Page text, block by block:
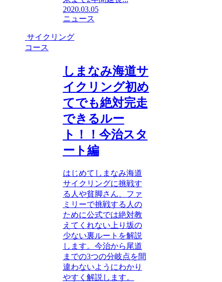
2020.03.05
ニュース
サイクリング
コース
しまなみ海道サ
イクリング初め
てでも絶対完走
できるルー
ト！！今治スタ
ート編
はじめてしまなみ海道
サイクリングに挑戦す
る人や貧脚さん、ファ
ミリーで挑戦する人の
ために公式では絶対教
えてくれない上り坂の
少ない裏ルートを解説
します。今治から尾道
までの3つの分岐点を間
違わないようにわかり
やすく解説します。